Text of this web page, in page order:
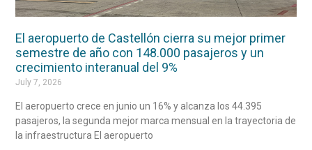
El aeropuerto de Castellón cierra su mejor primer
semestre de año con 148.000 pasajeros y un
crecimiento interanual del 9%
July 7, 2026
El aeropuerto crece en junio un 16% y alcanza los 44.395
pasajeros, la segunda mejor marca mensual en la trayectoria de
la infraestructura El aeropuerto